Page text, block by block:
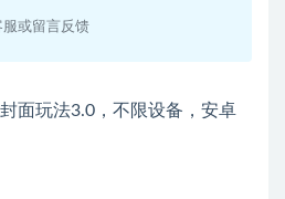
服或留言反馈
面玩法3.0，不限设备，安卓